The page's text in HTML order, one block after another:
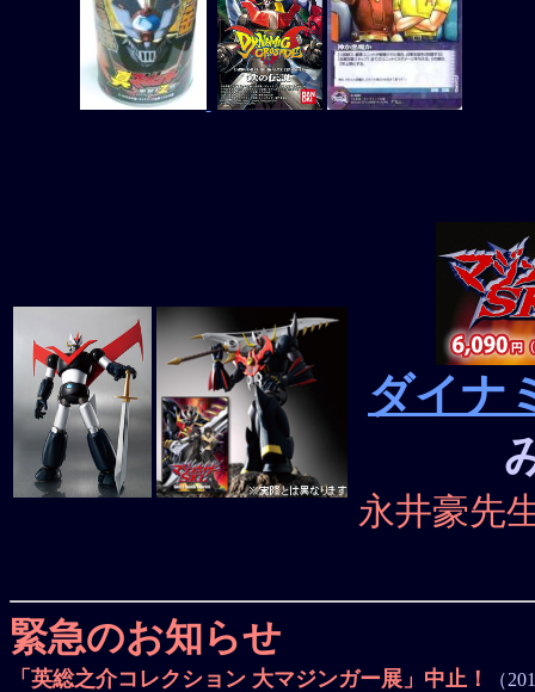
ダイナ
永井豪先
緊急のお知らせ
「英総之介コレクション 大マジンガー展」中止！
（